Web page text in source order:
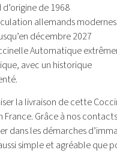
de 1968
allemands modernes
décembre 2027
Automatique
avec un historique
la livraison de cette
Grâce à nos
dans les démarches
simple et agréable que